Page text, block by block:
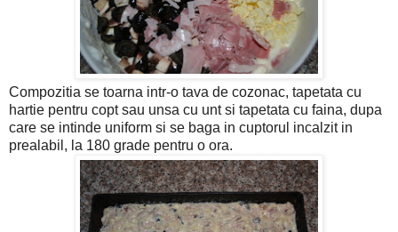
Compozitia se toarna intr-o tava de cozonac, tapetata cu
hartie pentru copt sau unsa cu unt si tapetata cu faina, dupa
care se intinde uniform si se baga in cuptorul incalzit in
prealabil, la 180 grade pentru o ora.